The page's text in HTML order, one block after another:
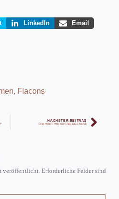
LinkedIn Email
, Flacons
NÄCHSTER BEITRAG
Die rote Erde der Bekaa-Ebene
veröffentlicht. Erforderliche Felder sind